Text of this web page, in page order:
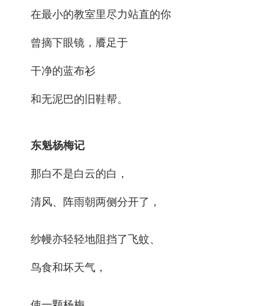
在最小的教室里尽力站直的你
曾摘下眼镜，餍足于
干净的蓝布衫
和无泥巴的旧鞋帮。
东魁杨梅记
那白不是白云的白，
清风、阵雨朝两侧分开了，
纱幔亦轻轻地阻挡了飞蚊、
鸟食和坏天气，